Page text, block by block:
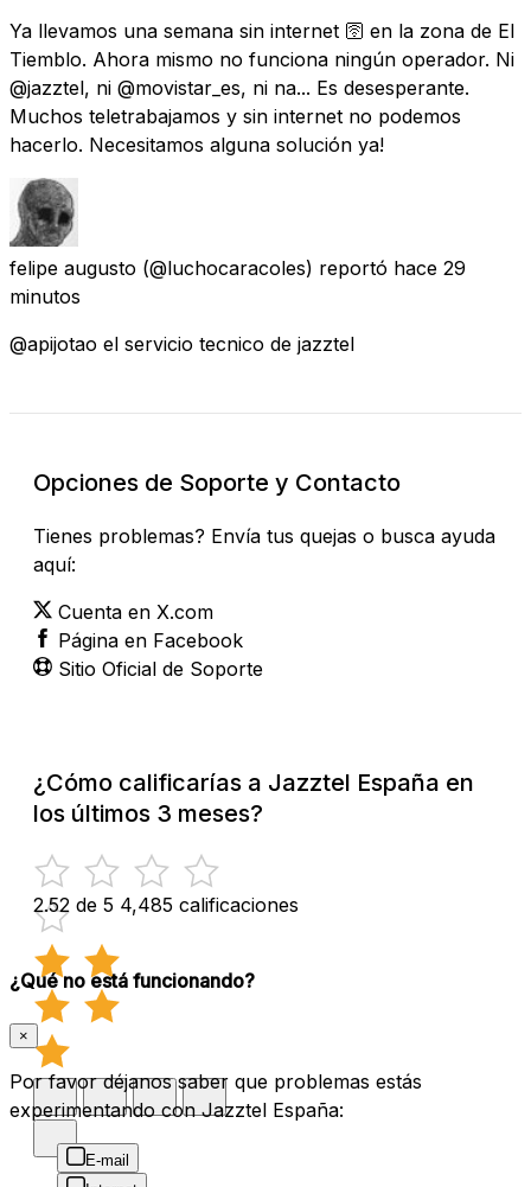
Ya llevamos una semana sin internet 🛜 en la zona de El
Tiemblo. Ahora mismo no funciona ningún operador. Ni
@jazztel, ni @movistar_es, ni na... Es desesperante.
Muchos teletrabajamos y sin internet no podemos
hacerlo. Necesitamos alguna solución ya!
felipe augusto (@luchocaracoles) reportó hace 29
minutos
@apijotao el servicio tecnico de jazztel
Opciones de Soporte y Contacto
Tienes problemas? Envía tus quejas o busca ayuda
aquí:
Cuenta en X.com
Página en Facebook
Sitio Oficial de Soporte
¿Cómo calificarías a Jazztel España en
los últimos 3 meses?
2.52 de 5 4,485 calificaciones
¿Qué no está funcionando?
×
Por favor déjanos saber que problemas estás
experimentando con Jazztel España:
E-mail